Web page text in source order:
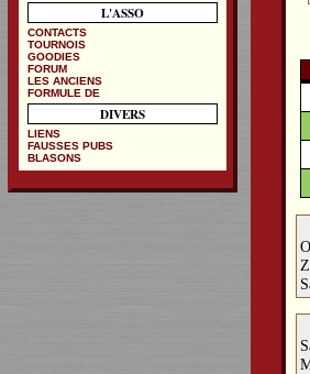
L'ASSO
CONTACTS
TOURNOIS
GOODIES
FORUM
LES ANCIENS
FORMULE DE
DIVERS
LIENS
FAUSSES PUBS
BLASONS